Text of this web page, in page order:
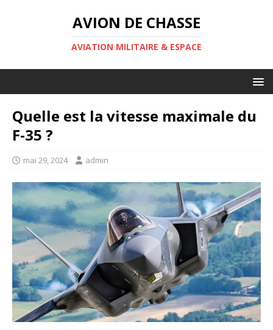
AVION DE CHASSE
AVIATION MILITAIRE & ESPACE
Quelle est la vitesse maximale du
F-35 ?
mai 29, 2024 admin